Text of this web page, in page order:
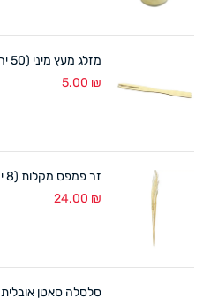
מזלג מעץ מיני (50 יח)
5.00 ₪
זר פמפס מקלות (8 יח')
24.00 ₪
סלסלה סאטן אובלית 50/37+9 ס"מ לבן